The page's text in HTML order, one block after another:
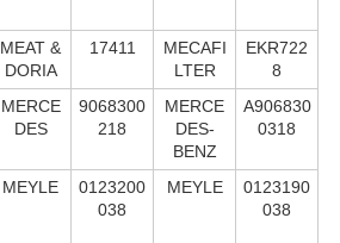
MEAT &
DORIA
17411
MECAFI
LTER
EKR722
8
MERCE
DES
9068300
218
MERCE
DES-
BENZ
A906830
0318
MEYLE
0123200
038
MEYLE
0123190
038